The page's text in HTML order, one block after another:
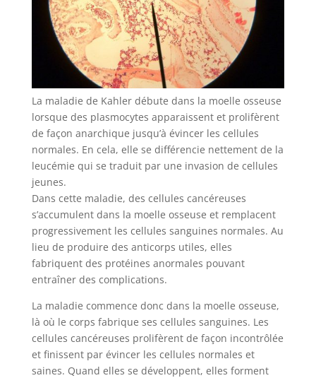
La maladie de Kahler débute dans la moelle osseuse
lorsque des plasmocytes apparaissent et prolifèrent
de façon anarchique jusqu’à évincer les cellules
normales. En cela, elle se différencie nettement de la
leucémie qui se traduit par une invasion de cellules
jeunes.
Dans cette maladie, des cellules cancéreuses
s’accumulent dans la moelle osseuse et remplacent
progressivement les cellules sanguines normales. Au
lieu de produire des anticorps utiles, elles
fabriquent des protéines anormales pouvant
entraîner des complications.
La maladie commence donc dans la moelle osseuse,
là où le corps fabrique ses cellules sanguines. Les
cellules cancéreuses prolifèrent de façon incontrôlée
et finissent par évincer les cellules normales et
saines. Quand elles se développent, elles forment